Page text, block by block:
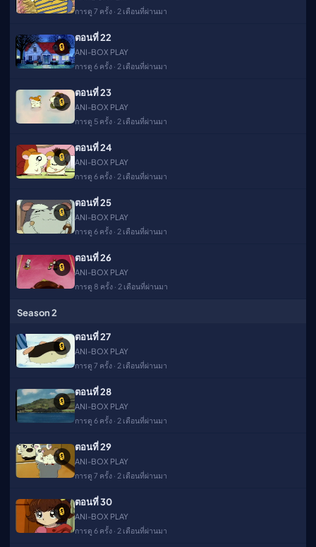
การดู 7 ครั้ง · 2 เดือนที่ผ่านมา
🔒
ตอนที่ 22
ANI-BOX PLAY
การดู 6 ครั้ง · 2 เดือนที่ผ่านมา
🔒
ตอนที่ 23
ANI-BOX PLAY
การดู 5 ครั้ง · 2 เดือนที่ผ่านมา
🔒
ตอนที่ 24
ANI-BOX PLAY
การดู 6 ครั้ง · 2 เดือนที่ผ่านมา
🔒
ตอนที่ 25
ANI-BOX PLAY
การดู 6 ครั้ง · 2 เดือนที่ผ่านมา
🔒
ตอนที่ 26
ANI-BOX PLAY
การดู 8 ครั้ง · 2 เดือนที่ผ่านมา
Season 2
🔒
ตอนที่ 27
ANI-BOX PLAY
การดู 7 ครั้ง · 2 เดือนที่ผ่านมา
🔒
ตอนที่ 28
ANI-BOX PLAY
การดู 6 ครั้ง · 2 เดือนที่ผ่านมา
🔒
ตอนที่ 29
ANI-BOX PLAY
การดู 7 ครั้ง · 2 เดือนที่ผ่านมา
🔒
ตอนที่ 30
ANI-BOX PLAY
การดู 6 ครั้ง · 2 เดือนที่ผ่านมา